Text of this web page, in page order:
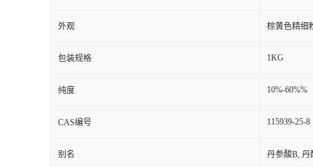
外观 棕黄色精细
包装规格 1KG
纯度 10%-60%%
CAS编号 115939-25-8
别名 丹参酸B, 丹